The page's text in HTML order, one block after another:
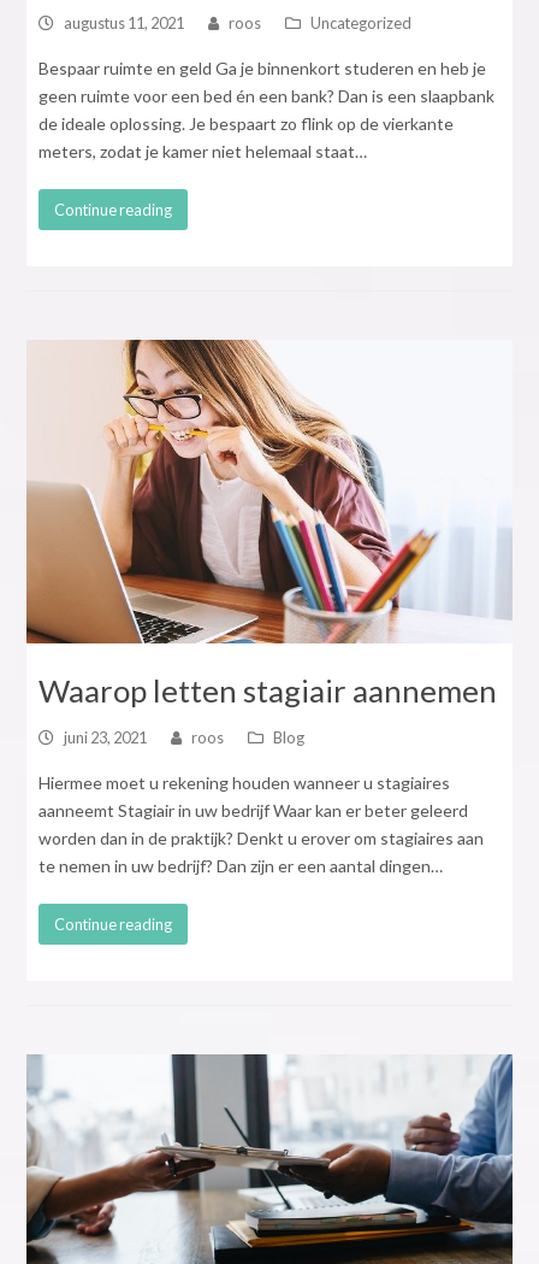
augustus 11, 2021 roos Uncategorized
Bespaar ruimte en geld Ga je binnenkort studeren en heb je
geen ruimte voor een bed én een bank? Dan is een slaapbank
de ideale oplossing. Je bespaart zo flink op de vierkante
meters, zodat je kamer niet helemaal staat…
Continue reading
Waarop letten stagiair aannemen
juni 23, 2021 roos Blog
Hiermee moet u rekening houden wanneer u stagiaires
aanneemt Stagiair in uw bedrijf Waar kan er beter geleerd
worden dan in de praktijk? Denkt u erover om stagiaires aan
te nemen in uw bedrijf? Dan zijn er een aantal dingen…
Continue reading